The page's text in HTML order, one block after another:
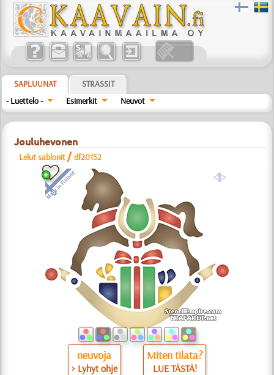
SAPLUUNAT
STRASSIT
- Luettelo -
Esimerkit Neuvot
Jouluhevonen
Lelut sablonit /df20152
a
neuvoja
> Lyhyt ohje
Miten tilata?
LUE TÄSTÄ!